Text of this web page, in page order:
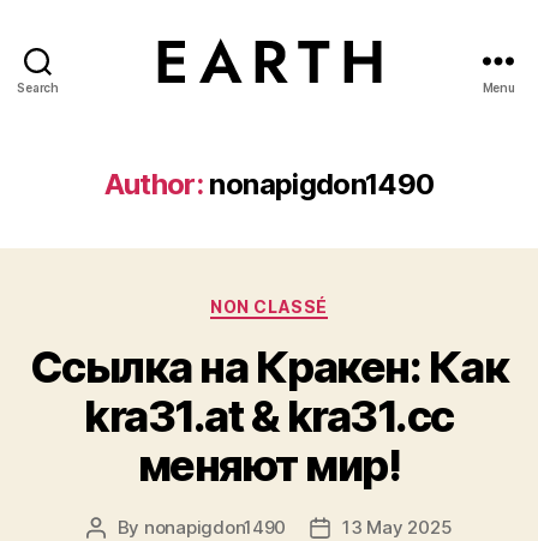
Search Menu
Author: nonapigdon1490
Categories
NON CLASSÉ
Ссылка на Кракен: Как
kra31.at & kra31.cc
меняют мир!
Post
By nonapigdon1490
Post13 May 2025